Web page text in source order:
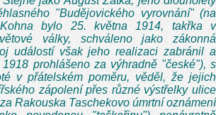
"Budějovického vyrovnání" (na
bylo 25. května 1914, takřka v
války, schváleno jako zákonná
událostí však jeho realizaci zabránil a
prohlášeno za výhradně "české"), s
v přátelském poměru, věděl, že jejich
zápolení přes různé výstřelky ulice
Rakouska Taschekovo úmrtní oznámení